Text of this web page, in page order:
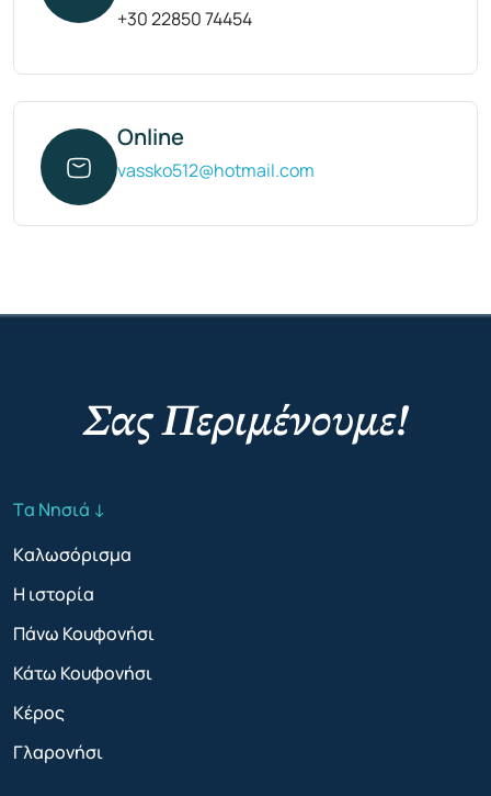
+30 22850 74454
Online
vassko512@hotmail.com
Σας Περιμένουμε!
Tα Νησιά ↓
Kαλωσόρισμα
Η ιστορία
Πάνω Κουφονήσι
Κάτω Κουφονήσι
Κέρος
Γλαρονήσι